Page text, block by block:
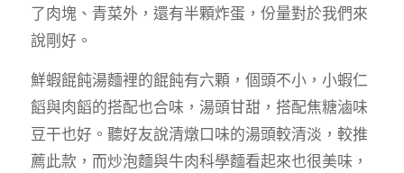
了肉塊、青菜外，還有半顆炸蛋，份量對於我們來
說剛好。
鮮蝦餛飩湯麵裡的餛飩有六顆，個頭不小，小蝦仁
饀與肉饀的搭配也合味，湯頭甘甜，搭配焦糖滷味
豆干也好。聽好友說清燉口味的湯頭較清淡，較推
薦此款，而炒泡麵與牛肉科學麵看起來也很美味，